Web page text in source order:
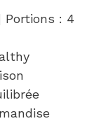
Portions : 4